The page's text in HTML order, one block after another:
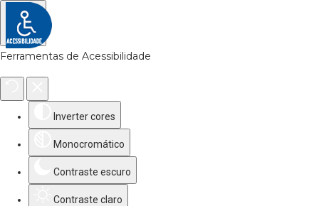
Ferramentas de Acessibilidade
Inverter cores
Monocromático
Contraste escuro
Contraste claro